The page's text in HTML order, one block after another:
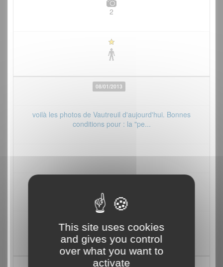
2
08/01/2013
voilà les photos de Vautreuil d'aujourd'hui. Bonnes
conditions pour : la "pe...
This site uses cookies
and gives you control
over what you want to
activate